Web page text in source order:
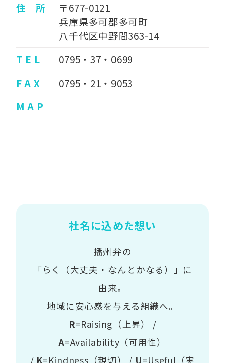
住 所
〒677-0121
兵庫県多可郡多可町
八千代区中野間363-14
T E L
0795・37・0699
F A X
0795・21・9053
M A P
社名に込めた想い
播州弁の
「らく（大丈夫・なんとかなる）」に
由来。
地域に安心感を与える組織へ。
R=Raising（上昇） /
A=Availability（可用性）
/ K=Kindness（親切） / U=Useful（実